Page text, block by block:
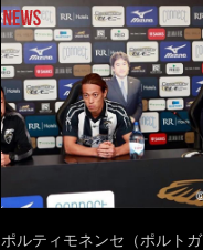
ポルティモネンセ（ポルトガ